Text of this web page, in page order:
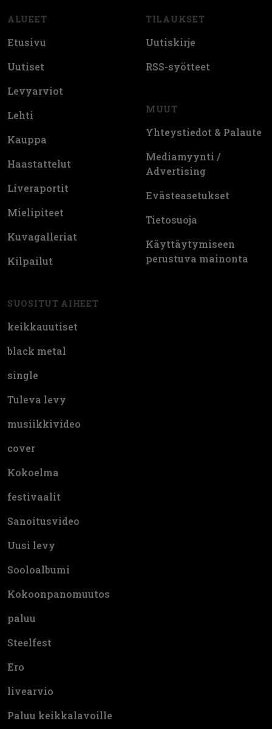
ALUEET
Etusivu
Uutiset
Levyarviot
Lehti
Kauppa
Haastattelut
Liveraportit
Mielipiteet
Kuvagalleriat
Kilpailut
SUOSITUT AIHEET
keikkauutiset
black metal
single
Tuleva levy
musiikkivideo
cover
Kokoelma
festivaalit
Sanoitusvideo
Uusi levy
Sooloalbumi
Kokoonpanomuutos
paluu
Steelfest
Ero
livearvio
Paluu keikkalavoille
TILAUKSET
Uutiskirje
RSS-syötteet
MUUT
Yhteystiedot & Palaute
Mediamyynti /
Advertising
Evästeasetukset
Tietosuoja
Käyttäytymiseen
perustuva mainonta